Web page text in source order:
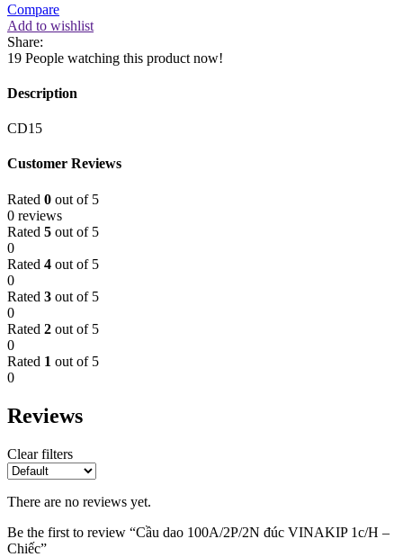
Compare
Add to wishlist
Share:
19 People watching this product now!
Description
CD15
Customer Reviews
Rated 0 out of 5
0 reviews
Rated 5 out of 5
0
Rated 4 out of 5
0
Rated 3 out of 5
0
Rated 2 out of 5
0
Rated 1 out of 5
0
Reviews
Clear filters
There are no reviews yet.
Be the first to review “Cầu dao 100A/2P/2N đúc VINAKIP 1c/H –
Chiếc”